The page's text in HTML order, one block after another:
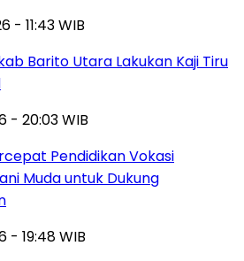
- 11:43 WIB
Barito Utara Lakukan Kaji Tiru
- 20:03 WIB
Pendidikan Vokasi
Muda untuk Dukung
- 19:48 WIB